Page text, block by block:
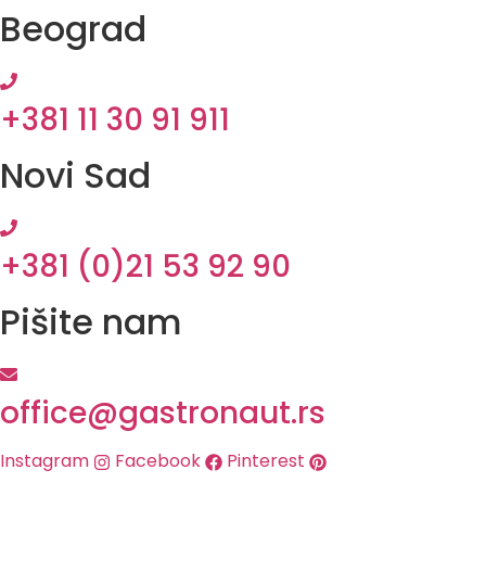
Skip
to
content
Beograd
+381 11 30 91 911
Novi Sad
+381 (0)21 53 92 90
Pišite nam
office@gastronaut.rs
Instagram Facebook Pinterest